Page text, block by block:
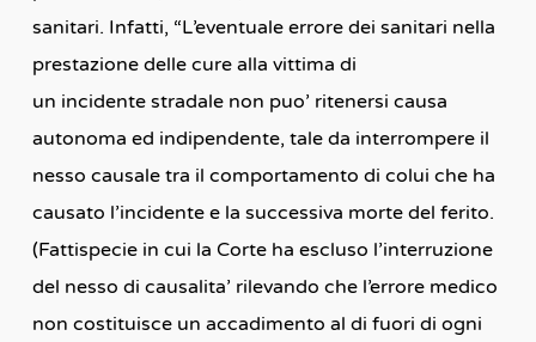
sanitari. Infatti, “L’eventuale errore dei sanitari nella
prestazione delle cure alla vittima di
un incidente stradale non puo’ ritenersi causa
autonoma ed indipendente, tale da interrompere il
nesso causale tra il comportamento di colui che ha
causato l’incidente e la successiva morte del ferito.
(Fattispecie in cui la Corte ha escluso l’interruzione
del nesso di causalita’ rilevando che l’errore medico
non costituisce un accadimento al di fuori di ogni